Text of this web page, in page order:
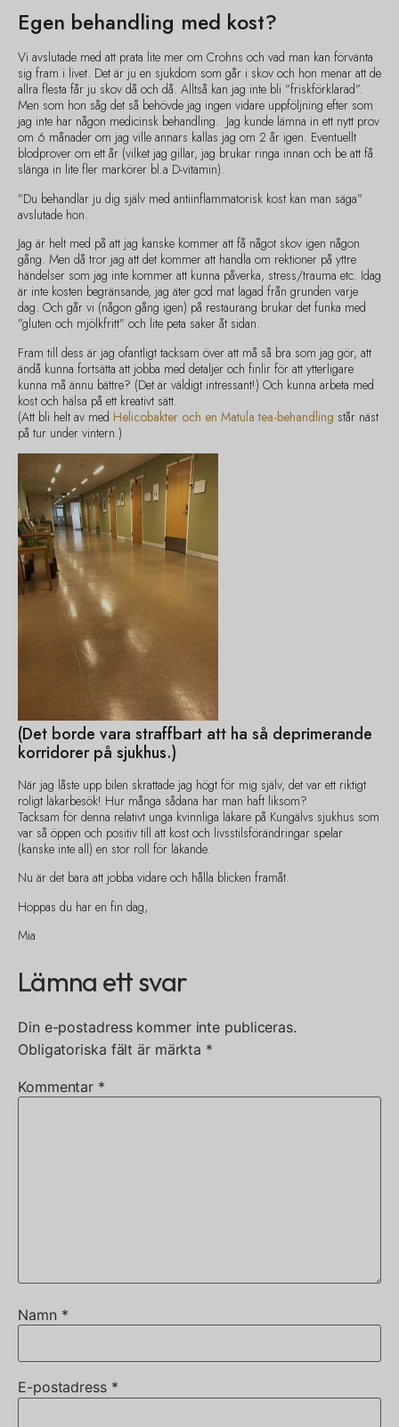
Egen behandling med kost?
Vi avslutade med att prata lite mer om Crohns och vad man kan förvänta
sig fram i livet. Det är ju en sjukdom som går i skov och hon menar att de
allra flesta får ju skov då och då. Alltså kan jag inte bli ”friskförklarad”.
Men som hon såg det så behövde jag ingen vidare uppföljning efter som
jag inte har någon medicinsk behandling. Jag kunde lämna in ett nytt prov
om 6 månader om jag ville annars kallas jag om 2 år igen. Eventuellt
blodprover om ett år (vilket jag gillar, jag brukar ringa innan och be att få
slänga in lite fler markörer bl.a D-vitamin).
”Du behandlar ju dig själv med antiinflammatorisk kost kan man säga”
avslutade hon.
Jag är helt med på att jag kanske kommer att få något skov igen någon
gång. Men då tror jag att det kommer att handla om rektioner på yttre
händelser som jag inte kommer att kunna påverka, stress/trauma etc. Idag
är inte kosten begränsande, jag äter god mat lagad från grunden varje
dag. Och går vi (någon gång igen) på restaurang brukar det funka med
”gluten och mjölkfritt” och lite peta saker åt sidan.
Fram till dess är jag ofantligt tacksam över att må så bra som jag gör, att
ändå kunna fortsätta att jobba med detaljer och finlir för att ytterligare
kunna må ännu bättre? (Det är väldigt intressant!) Och kunna arbeta med
kost och hälsa på ett kreativt sätt.
(Att bli helt av med Helicobakter och en Matula tea-behandling står näst
på tur under vintern.)
(Det borde vara straffbart att ha så deprimerande
korridorer på sjukhus.)
När jag låste upp bilen skrattade jag högt för mig själv, det var ett riktigt
roligt läkarbesök! Hur många sådana har man haft liksom?
Tacksam för denna relativt unga kvinnliga läkare på Kungälvs sjukhus som
var så öppen och positiv till att kost och livsstilsförändringar spelar
(kanske inte all) en stor roll för läkande.
Nu är det bara att jobba vidare och hålla blicken framåt.
Hoppas du har en fin dag,
Mia
Lämna ett svar
Din e-postadress kommer inte publiceras.
Obligatoriska fält är märkta *
Kommentar *
Namn *
E-postadress *